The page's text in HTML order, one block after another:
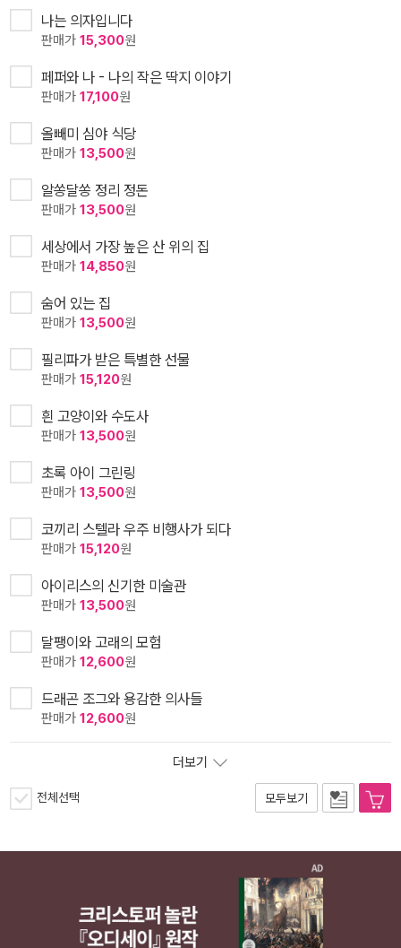
나는 의자입니다
판매가 15,300원
페퍼와 나 - 나의 작은 딱지 이야기
판매가 17,100원
올빼미 심야 식당
판매가 13,500원
알쏭달쏭 정리 정돈
판매가 13,500원
세상에서 가장 높은 산 위의 집
판매가 14,850원
숨어 있는 집
판매가 13,500원
필리파가 받은 특별한 선물
판매가 15,120원
흰 고양이와 수도사
판매가 13,500원
초록 아이 그린링
판매가 13,500원
코끼리 스텔라 우주 비행사가 되다
판매가 15,120원
아이리스의 신기한 미술관
판매가 13,500원
달팽이와 고래의 모험
판매가 12,600원
드래곤 조그와 용감한 의사들
판매가 12,600원
더보기
전체선택 모두보기